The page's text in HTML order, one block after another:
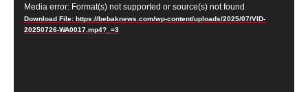
Video
Player
Media error: Format(s) not supported or source(s) not found
Download File: https://bebaknews.com/wp-content/uploads/2025/07/VID-
20250726-WA0017.mp4?_=3